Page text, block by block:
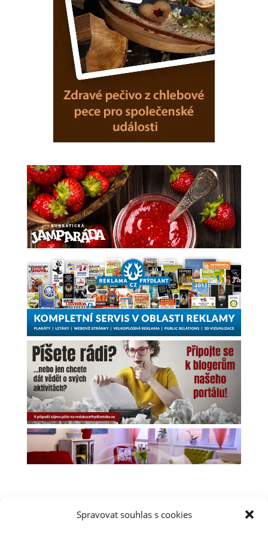
Spravovat souhlas s cookies